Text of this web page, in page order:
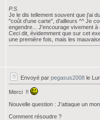
P.S.
Je le dis tellement souvent que j'ai
"coût d'une carte", d'ailleurs ^^ Je
engendre... J'encourage vivement
Ceci dit, évidemment que sur cet
une première fois, mais les
Envoyé par pegasus2008 le
Merci !!
Nouvelle question : J'attaque un
Comment résoudre ?